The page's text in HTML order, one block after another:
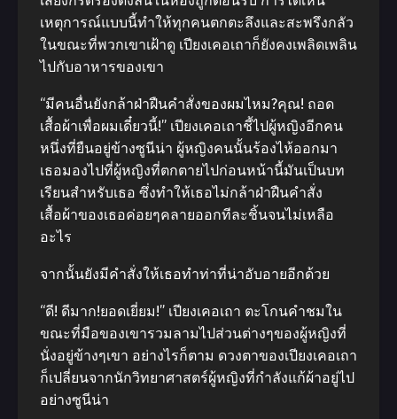
เหตุการณ์แบบนี้ทําให้ทุกคนตกตะลึงและสะพรึงกลัว
ในขณะที่พวกเขาเฝ้าดู เปียงเคอเถาก็ยังคงเพลิดเพลิน
ไปกับอาหารของเขา
“มีคนอื่นยังกล้าฝ่าฝืนคําสั่งของผมไหม?คุณ! ถอด
เสื้อผ้าเพื่อผมเดี๋ยวนี้!” เปียงเคอเถาชี้ไปผู้หญิงอีกคน
หนึ่งที่ยืนอยู่ข้างซูนีน่า ผู้หญิงคนนั้นร้องไห้ออกมา
เธอมองไปที่ผู้หญิงที่ตกตายไปก่อนหน้านี้มันเป็นบท
เรียนสําหรับเธอ ซึ่งทําให้เธอไม่กล้าฝ่าฝืนคําสั่ง
เสื้อผ้าของเธอค่อยๆคลายออกทีละชิ้นจนไม่เหลือ
อะไร
จากนั้นยังมีคําสั่งให้เธอทําท่าที่น่าอับอายอีกด้วย
“ดี! ดีมาก!ยอดเยี่ยม!” เปียงเคอเถา ตะโกนคําชมใน
ขณะที่มือของเขารวมลามไปส่วนต่างๆของผู้หญิงที่
นั่งอยู่ข้างๆเขา อย่างไรก็ตาม ดวงตาของเปียงเคอเถา
ก็เปลี่ยนจากนักวิทยาศาสตร์ผู้หญิงที่กําลังแก้ผ้าอยู่ไป
อย่างซูนีน่า